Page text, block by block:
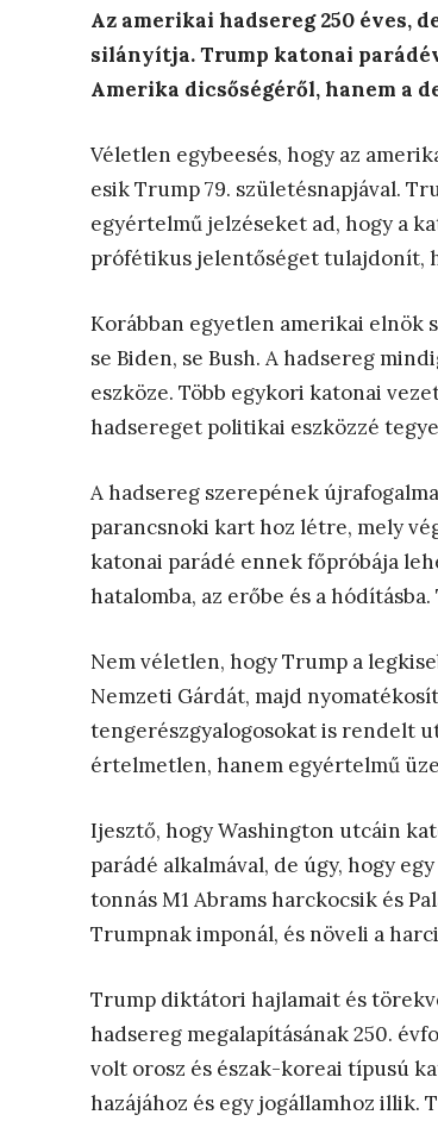
Az amerikai hadsereg 250 éves,
silányítja. Trump katonai
Amerika dicsőségéről, hanem a
Véletlen egybeesés, hogy az
esik Trump 79. születésnapjával.
egyértelmű jelzéseket ad, hogy a
prófétikus jelentőséget tulajdonít,
Korábban egyetlen amerikai elnök
se Biden, se Bush. A hadsereg
eszköze. Több egykori katonai
hadsereget politikai eszközzé
A hadsereg szerepének
parancsnoki kart hoz létre, mely
katonai parádé ennek főpróbája
hatalomba, az erőbe és a
Nem véletlen, hogy Trump a
Nemzeti Gárdát, majd
tengerészgyalogosokat is rendelt
értelmetlen, hanem egyértelmű
Ijesztő, hogy Washington utcáin
parádé alkalmával, de úgy, hogy
tonnás M1 Abrams harckocsik és
Trumpnak imponál, és növeli a
Trump diktátori hajlamait és
hadsereg megalapításának 250.
volt orosz és észak-koreai típusú
hazájához és egy jogállamhoz illik.